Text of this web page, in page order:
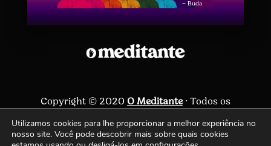
– Buda
Copyright © 2020 O Meditante· Todos os
Siga-nos
Utilizamos cookies para lhe proporcionar a melhor experiência no
nosso site. Você pode descobrir mais sobre quais cookies